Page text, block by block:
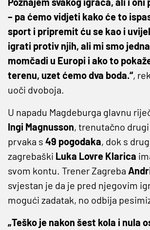
– pa ćemo vidjeti kako će to
sport i pripremit ću se kao i
igrati protiv njih, ali mi smo
momčadi u Europi i ako to
terenu, uzet ćemo dva boda.“,
uoči dvoboja.
U napadu Magdeburga glavnu
Ingi Magnusson, trenutačno
prvaka s 49 pogodaka, dok s
zagrebaški Luka Lovre Klarica
svom kontu. Trener Zagreba
svjestan je da je pred njegovim
mogući zadatak, no odbija
„Teško je nakon šest kola i nula